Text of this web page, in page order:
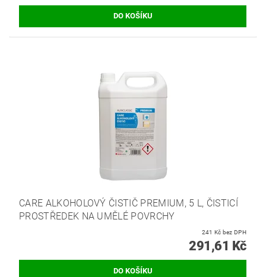
CARE ALKOHOLOVÝ ČISTIČ PREMIUM, 5 L, ČISTICÍ
PROSTŘEDEK NA UMĚLÉ POVRCHY
241 Kč bez DPH
291,61 Kč